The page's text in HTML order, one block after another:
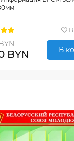
В
BYN В